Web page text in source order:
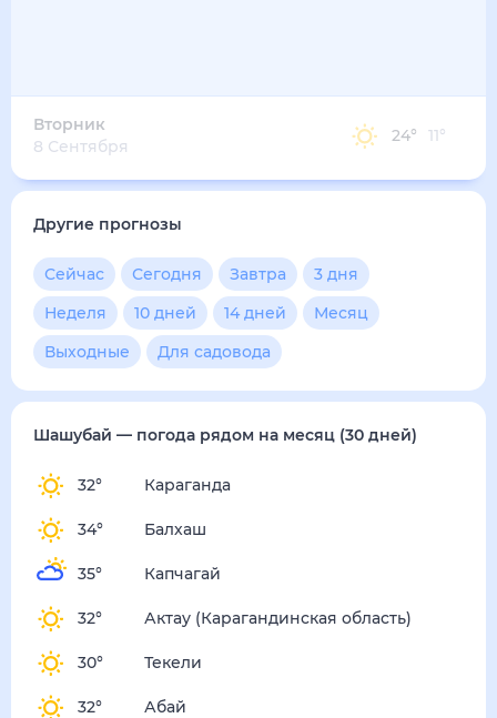
Вторник
8 Сентября
24° 11°
Другие прогнозы
Сейчас Сегодня Завтра
3 дня
Неделя
10 дней 14 дней
Месяц
Выходные
Для садовода
Шашубай — погода рядом на месяц (30 дней)
32° Караганда
34° Балхаш
35° Капчагай
32° Актау (Карагандинская область)
30° Текели
32° Абай